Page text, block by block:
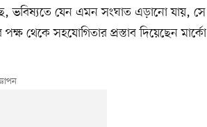
ভবিষ্যতে যেন এমন সংঘাত এড়ানো যায়, সে
থেকে সহযোগিতার প্রস্তাব দিয়েছেন মার্কো